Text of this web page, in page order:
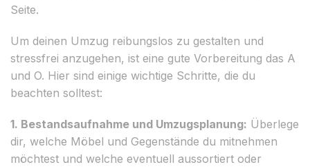
Seite.
Um deinen Umzug reibungslos zu gestalten und
stressfrei anzugehen, ist eine gute Vorbereitung das A
und O. Hier sind einige wichtige Schritte, die du
beachten solltest:
1. Bestandsaufnahme und Umzugsplanung: Überlege
dir, welche Möbel und Gegenstände du mitnehmen
möchtest und welche eventuell aussortiert oder